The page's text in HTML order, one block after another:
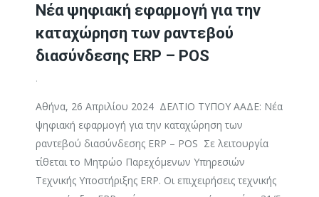
Nέα ψηφιακή εφαρμογή για την
καταχώρηση των ραντεβού
διασύνδεσης ERP – POS
.
Αθήνα, 26 Απριλίου 2024 ΔΕΛΤΙΟ ΤΥΠΟΥ ΑΑΔΕ: Nέα
ψηφιακή εφαρμογή για την καταχώρηση των
ραντεβού διασύνδεσης ERP – POS Σε λειτουργία
τίθεται το Μητρώο Παρεχόμενων Υπηρεσιών
Τεχνικής Υποστήριξης ERP. Οι επιχειρήσεις τεχνικής